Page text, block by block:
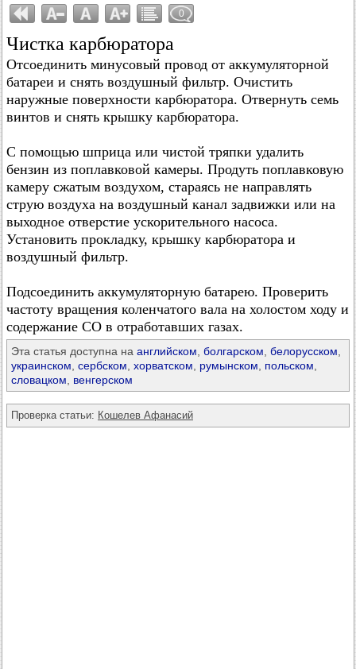
0
Чистка карбюратора
Отсоединить минусовый провод от аккумуляторной
батареи и снять воздушный фильтр. Очистить
наружные поверхности карбюратора. Отвернуть семь
винтов и снять крышку карбюратора.
С помощью шприца или чистой тряпки удалить
бензин из поплавковой камеры. Продуть поплавковую
камеру сжатым воздухом, стараясь не направлять
струю воздуха на воздушный канал задвижки или на
выходное отверстие ускорительного насоса.
Установить прокладку, крышку карбюратора и
воздушный фильтр.
Подсоединить аккумуляторную батарею. Проверить
частоту вращения коленчатого вала на холостом ходу и
содержание CO в отработавших газах.
Эта статья доступна на английском болгарском белорусском
украинском сербском хорватском румынском польском
словацком
венгерском
Проверка статьи: Кошелев Афанасий